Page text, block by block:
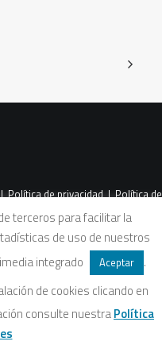
Política de privacidad|Política de
terceros para facilitar la
de uso de nuestros
integrado
Aceptar
.
de cookies clicando en
consulte nuestraPolítica